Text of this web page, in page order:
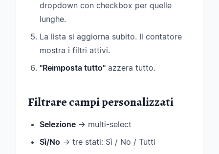
dropdown con checkbox per quelle
lunghe.
La lista si aggiorna subito. Il contatore
mostra i filtri attivi.
"Reimposta tutto" azzera tutto.
Filtrare campi personalizzati
Selezione → multi-select
Sì/No → tre stati: Sì / No / Tutti